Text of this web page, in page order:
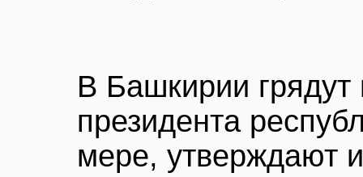
В Башкирии
президента
мере, утверждают